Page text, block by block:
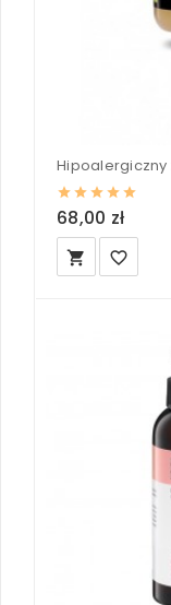
68,00 zł
local_grocery_store favorite_border